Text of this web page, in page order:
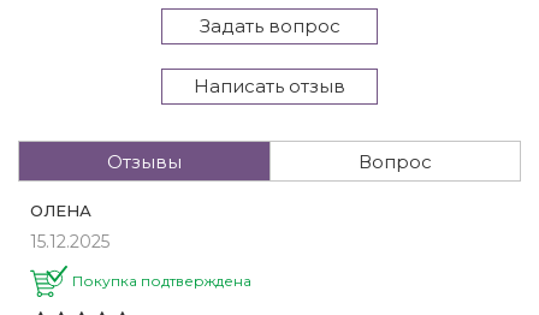
Задать вопрос
Написать отзыв
Отзывы Вопрос
ОЛЕНА
15.12.2025
Покупка подтверждена